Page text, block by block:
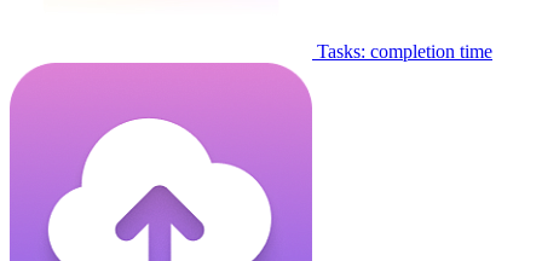
Tasks: completion time